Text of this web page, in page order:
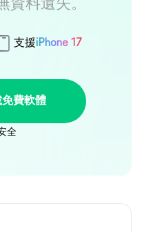
資料遺失。
支援iPhone 17
免費軟體
全